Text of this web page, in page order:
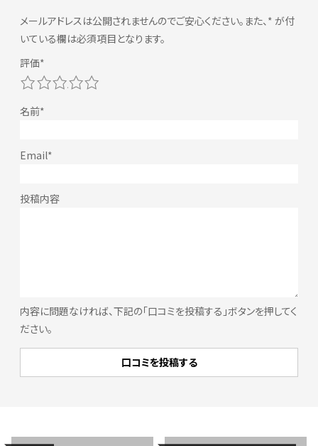
メールアドレスは公開されませんのでご安心ください。また、 * が付
いている欄は必須項目となります。
内容に問題なければ、下記の「口コミを投稿する」ボタンを押してく
ださい。
5
4
3
2